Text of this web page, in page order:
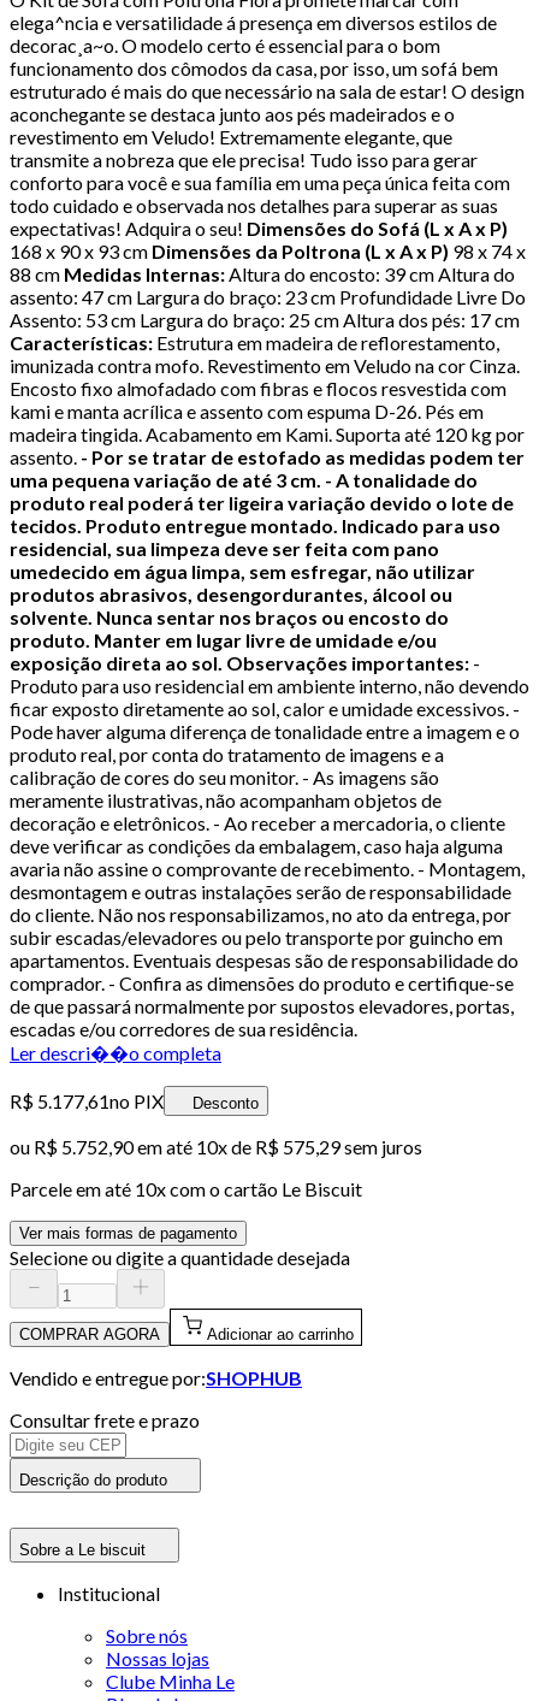
elega^ncia e versatilidade á presença em diversos estilos de
decorac¸a~o. O modelo certo é essencial para o bom
funcionamento dos cômodos da casa, por isso, um sofá bem
estruturado é mais do que necessário na sala de estar! O design
aconchegante se destaca junto aos pés madeirados e o
revestimento em Veludo! Extremamente elegante, que
transmite a nobreza que ele precisa! Tudo isso para gerar
conforto para você e sua família em uma peça única feita com
todo cuidado e observada nos detalhes para superar as suas
expectativas! Adquira o seu! Dimensões do Sofá (L x A x P)
168 x 90 x 93 cm Dimensões da Poltrona (L x A x P) 98 x 74 x
88 cm Medidas Internas:Altura do encosto: 39 cm Altura do
assento: 47 cm Largura do braço: 23 cm Profundidade Livre Do
Assento: 53 cm Largura do braço: 25 cm Altura dos pés: 17 cm
Características: Estrutura em madeira de reflorestamento,
imunizada contra mofo. Revestimento em Veludo na cor Cinza.
Encosto fixo almofadado com fibras e flocos resvestida com
kami e manta acrílica e assento com espuma D-26. Pés em
madeira tingida. Acabamento em Kami. Suporta até 120 kg por
assento. - Por se tratar de estofado as medidas podem ter
uma pequena variação de até 3 cm. - A tonalidade do
produto real poderá ter ligeira variação devido o lote de
tecidos. Produto entregue montado. Indicado para uso
residencial, sua limpeza deve ser feita com pano
umedecido em água limpa, sem esfregar, não utilizar
produtos abrasivos, desengordurantes, álcool ou
solvente. Nunca sentar nos braços ou encosto do
produto. Manter em lugar livre de umidade e/ou
exposição direta ao sol. Observações importantes: -
Produto para uso residencial em ambiente interno, não devendo
ficar exposto diretamente ao sol, calor e umidade excessivos. -
Pode haver alguma diferença de tonalidade entre a imagem e o
produto real, por conta do tratamento de imagens e a
calibração de cores do seu monitor. - As imagens são
meramente ilustrativas, não acompanham objetos de
decoração e eletrônicos. - Ao receber a mercadoria, o cliente
deve verificar as condições da embalagem, caso haja alguma
avaria não assine o comprovante de recebimento. - Montagem,
desmontagem e outras instalações serão de responsabilidade
do cliente. Não nos responsabilizamos, no ato da entrega, por
subir escadas/elevadores ou pelo transporte por guincho em
apartamentos. Eventuais despesas são de responsabilidade do
comprador. - Confira as dimensões do produto e certifique-se
de que passará normalmente por supostos elevadores, portas,
escadas e/ou corredores de sua residência.
Ler descri��o completa
R$ 5.177,61no PIX Desconto
ou R$ 5.752,90em até 10x de R$ 575,29 sem juros
Parcele em até 10x com o cartão Le Biscuit
Ver mais formas de pagamento
Selecione ou digite a quantidade desejada
COMPRAR AGORA Adicionar ao carrinho
Vendido e entregue por:SHOPHUB
Consultar frete e prazo
Descrição do produto
Sobre a Le biscuit
Institucional
Sobre nós
Nossas lojas
Clube Minha Le